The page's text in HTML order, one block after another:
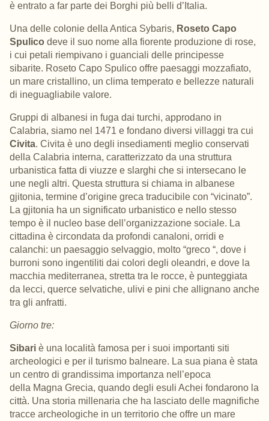
è entrato a far parte dei Borghi più belli d’Italia.
Una delle colonie della Antica Sybaris, Roseto Capo
Spulico deve il suo nome alla fiorente produzione di rose,
i cui petali riempivano i guanciali delle principesse
sibarite. Roseto Capo Spulico offre paesaggi mozzafiato,
un mare cristallino, un clima temperato e bellezze naturali
di ineguagliabile valore.
Gruppi di albanesi in fuga dai turchi, approdano in
Calabria, siamo nel 1471 e fondano diversi villaggi tra cui
Civita. Civita è uno degli insediamenti meglio conservati
della Calabria interna, caratterizzato da una struttura
urbanistica fatta di viuzze e slarghi che si intersecano le
une negli altri. Questa struttura si chiama in albanese
gjitonia, termine d’origine greca traducibile con “vicinato”.
La gjitonia ha un significato urbanistico e nello stesso
tempo è il nucleo base dell’organizzazione sociale. La
cittadina è circondata da profondi canaloni, orridi e
calanchi: un paesaggio selvaggio, molto “greco “, dove i
burroni sono ingentiliti dai colori degli oleandri, e dove la
macchia mediterranea, stretta tra le rocce, è punteggiata
da lecci, querce selvatiche, ulivi e pini che allignano anche
tra gli anfratti.
Giorno tre:
Sibari è una località famosa per i suoi importanti siti
archeologici e per il turismo balneare. La sua piana è stata
un centro di grandissima importanza nell’epoca
della Magna Grecia, quando degli esuli Achei fondarono la
città. Una storia millenaria che ha lasciato delle magnifiche
tracce archeologiche in un territorio che offre un mare